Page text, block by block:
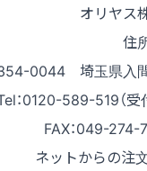
オリヤス
住
0044 埼玉県入
：0120-589-519（受
FAX：049-274-
ネットからの注